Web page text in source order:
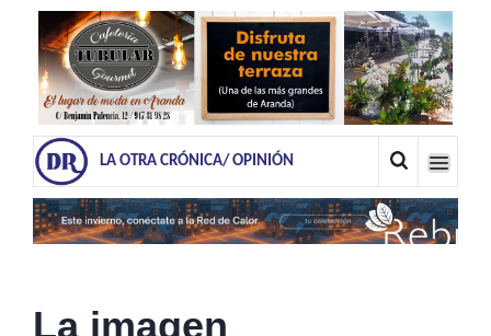
LA OTRA CRÓNICA/ OPINIÓN
La imagen